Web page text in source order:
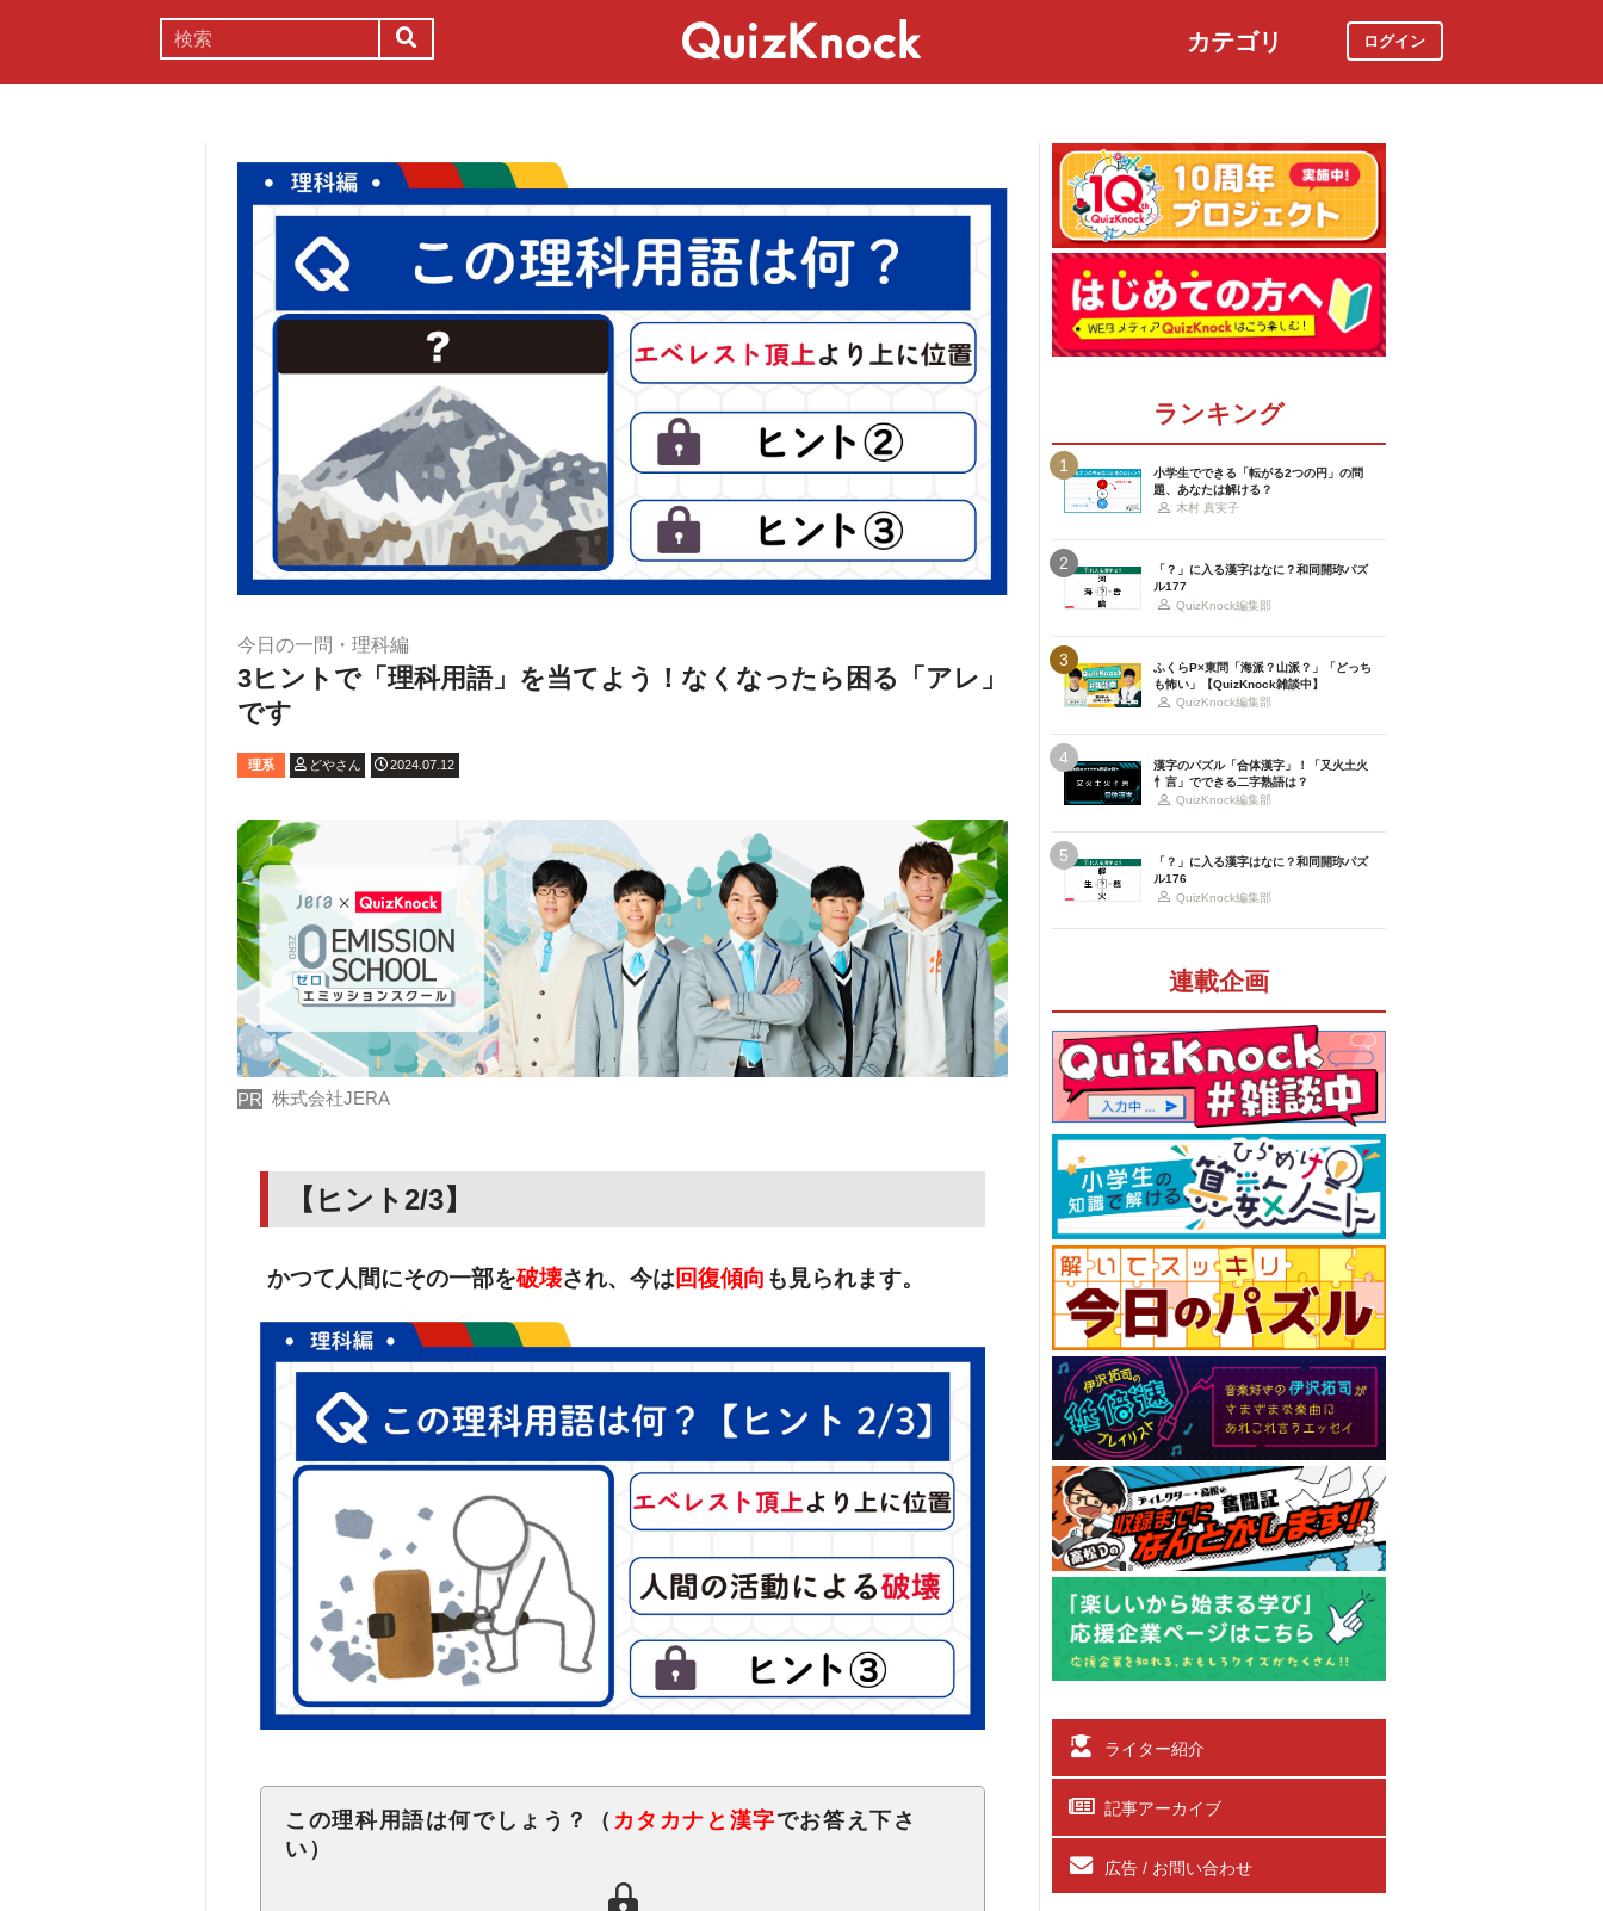
カテゴリ ログイン
今日の一問・理科編
3ヒントで「理科用語」を当てよう！なくなったら困る「アレ」
です
理系 どやさん 2024.07.12
PR 株式会社JERA
【ヒント2/3】
かつて人間にその一部を破壊され、今は回復傾向 も見られます。
この理科用語は何でしょう？（ カタカナと漢字でお答え下さ
い）
ランキング
1
小学生でできる「転がる2つの円」の問
題、あなたは解ける？
木村 真実子
2
「？」に入る漢字はなに？和同開珎パズ
ル177
QuizKnock編集部
3
ふくらP×東問「海派？山派？」「どっち
も怖い」【QuizKnock雑談中】
QuizKnock編集部
4
漢字のパズル「合体漢字」！「又火土火
忄言」でできる二字熟語は？
QuizKnock編集部
5
「？」に入る漢字はなに？和同開珎パズ
ル176
QuizKnock編集部
連載企画
ライター紹介
記事アーカイブ
広告 / お問い合わせ